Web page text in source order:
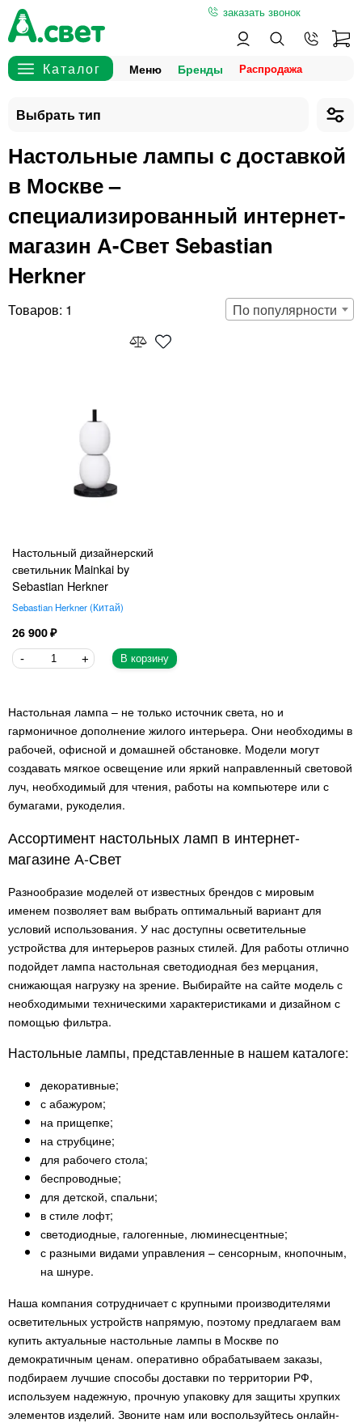
заказать звонок
Меню Бренды
Настольные лампы с доставкой
в Москве –
специализированный интернет-
магазин А-Свет Sebastian
Herkner
1 По популярности
Настольный дизайнерский
светильник Mainkai by
Sebastian Herkner
Sebastian Herkner Китай
26 900
В корзину
Настольная лампа – не только источник света, но и
гармоничное дополнение жилого интерьера. Они необходимы в
рабочей, офисной и домашней обстановке. Модели могут
создавать мягкое освещение или яркий направленный световой
луч, необходимый для чтения, работы на компьютере или с
бумагами, рукоделия.
Ассортимент настольных ламп в интернет-
магазине А-Свет
Разнообразие моделей от известных брендов с мировым
именем позволяет вам выбрать оптимальный вариант для
условий использования. У нас доступны осветительные
устройства для интерьеров разных стилей. Для работы отлично
подойдет лампа настольная светодиодная без мерцания,
снижающая нагрузку на зрение. Выбирайте на сайте модель с
необходимыми техническими характеристиками и дизайном с
помощью фильтра.
Настольные лампы, представленные в нашем каталоге:
декоративные;
с абажуром;
на прищепке;
на струбцине;
для рабочего стола;
беспроводные;
для детской, спальни;
в стиле лофт;
светодиодные, галогенные, люминесцентные;
с разными видами управления – сенсорным, кнопочным,
на шнуре.
Наша компания сотрудничает с крупными производителями
осветительных устройств напрямую, поэтому предлагаем вам
купить актуальные настольные лампы в Москве по
демократичным ценам. оперативно обрабатываем заказы,
подбираем лучшие способы доставки по территории РФ,
используем надежную, прочную упаковку для защиты хрупких
элементов изделий. Звоните нам или воспользуйтесь онлайн-